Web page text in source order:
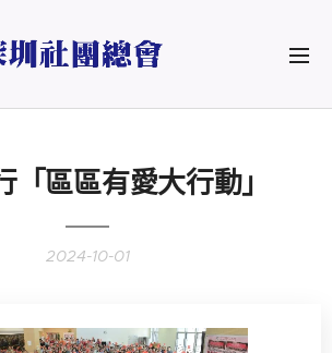
「區區有愛大行動」
2024-10-01